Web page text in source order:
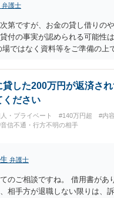
弁護士
第ですが、お金の貸し借りの
付の事実が認められる可能性
ではなく資料等をご準備の上
貸した200万円が返済さ
ください
・プライベート #140万円超
#内
信不通・行方不明の相手
弁護士
のご相談ですね。 借用書があ
相手方が退職しない限りは、